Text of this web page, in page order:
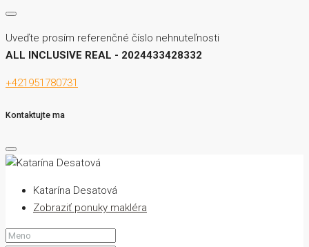
Uveďte prosím referenčné číslo nehnuteľnosti
ALL INCLUSIVE REAL - 2024433428332
+421951780731
Kontaktujte ma
Katarína Desatová
Zobraziť ponuky makléra